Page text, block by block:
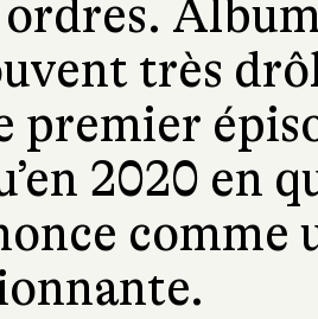
très
premier
2020 en